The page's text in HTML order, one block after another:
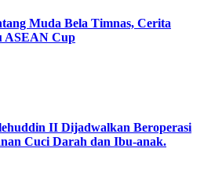
Muda Bela Timnas, Cerita
ASEAN Cup
II Dijadwalkan Beroperasi
Cuci Darah dan Ibu-anak.